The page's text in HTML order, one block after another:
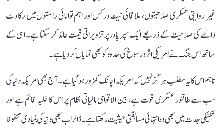
غیر روایتی عسکری صلاحیتوں، علاقائی نیٹ ورکس اور اہم توانائی راستوں میں رکاوٹ
ڈالنے کی صلاحیت کے ذریعے ایک سپر پاور پر تزویراتی قیمت عائد کر سکتا ہے۔ اسی کے
ساتھ اس جنگ نے امریکی اثر و رسوخ کی حدود کو بھی نمایاں کر دیا ہے۔
تاہم اس کا یہ مطلب ہرگز نہیں کہ امریکہ اچانک کمزور ہو گیا ہے۔ آج بھی امریکہ دنیا کی
سب سے طاقتور عسکری قوت ہے، بین الاقوامی مالیاتی نظام پر اس کا غلبہ قائم ہے اور
تکنیکی جدت میں بھی وہ انتہائی مسابقتی حیثیت رکھتا ہے۔ ڈالر اب بھی دنیا کی بنیادی محفوظ